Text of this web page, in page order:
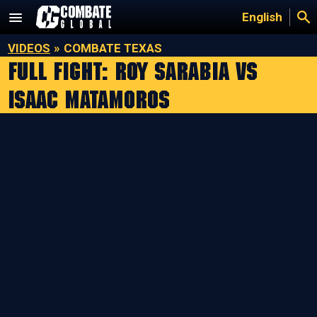
contenido
English
VIDEOS » COMBATE TEXAS
Full Fight: Roy Sarabia vs
Isaac Matamoros